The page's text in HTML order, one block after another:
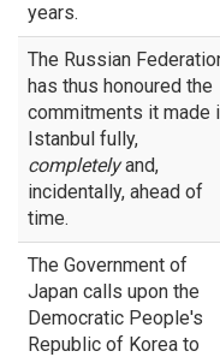
years.
The Russian
has thus honoured the
commitments it made
Istanbul fully,
completelyand,
incidentally, ahead of
time.
The Government of
Japan calls upon the
Democratic People's
Republic of Korea to